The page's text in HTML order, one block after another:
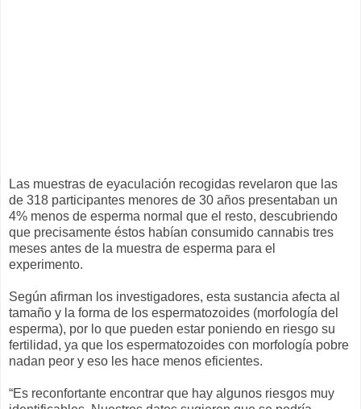
Las muestras de eyaculación recogidas revelaron que las
de 318 participantes menores de 30 años presentaban un
4% menos de esperma normal que el resto, descubriendo
que precisamente éstos habían consumido cannabis tres
meses antes de la muestra de esperma para el
experimento.
Según afirman los investigadores, esta sustancia afecta al
tamaño y la forma de los espermatozoides (morfología del
esperma), por lo que pueden estar poniendo en riesgo su
fertilidad, ya que los espermatozoides con morfología pobre
nadan peor y eso les hace menos eficientes.
“Es reconfortante encontrar que hay algunos riesgos muy